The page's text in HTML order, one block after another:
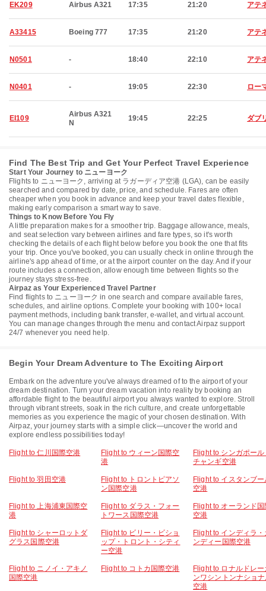
EK209 Airbus A321 17:35 21:20 アテ
A33415 Boeing 777 17:35 21:20 アテ
N0501 - 18:40 22:10 アテ
N0401 - 19:05 22:30 ロー
EI109
Airbus A321
N
19:45 22:25 ダブ
Find The Best Trip and Get Your Perfect Travel Experience
Start Your Journey to ニューヨーク
Flights to ニューヨーク, arriving at ラガーディア空港 (LGA), can be easily
searched and compared by date, price, and schedule. Fares are often
cheaper when you book in advance and keep your travel dates flexible,
making early comparison a smart way to save.
Things to Know Before You Fly
A little preparation makes for a smoother trip. Baggage allowance, meals,
and seat selection vary between airlines and fare types, so it's worth
checking the details of each flight below before you book the one that fits
your trip. Once you've booked, you can usually check in online through the
airline's app ahead of time, or at the airport counter on the day. And if your
route includes a connection, allow enough time between flights so the
journey stays stress-free.
Airpaz as Your Experienced Travel Partner
Find flights to ニューヨーク in one search and compare available fares,
schedules, and airline options. Complete your booking with 100+ local
payment methods, including bank transfer, e-wallet, and virtual account.
You can manage changes through the menu and contact Airpaz support
24/7 whenever you need help.
Begin Your Dream Adventure to The Exciting Airport
Embark on the adventure you've always dreamed of to the airport of your
dream destination. Turn your dream vacation into reality by booking an
affordable flight to the beautiful airport you always wanted to explore. Stroll
through vibrant streets, soak in the rich culture, and create unforgettable
memories as you experience the magic of your chosen destination. With
Airpaz, your journey starts with a simple click—uncover the world and
explore endless possibilities today!
Flight to 仁川国際空港
Flight to ウィーン国際空
港
Flight to シンガポール
チャンギ空港
Flight to 羽田空港
Flight to トロントピアソ
ン国際空港
Flight to イスタンブー
空港
Flight to 上海浦東国際空
港
Flight to ダラス・フォー
トワース国際空港
Flight to オーランド国
空港
Flight to シャーロットダ
グラス国際空港
Flight to ビリー・ビショ
ップ・トロント・シティ
ー空港
Flight to インディラ・
ンディー国際空港
Flight to ニノイ・アキノ
国際空港
Flight to コトカ国際空港
Flight to ロナルドレー
ンワシントンナショ
空港